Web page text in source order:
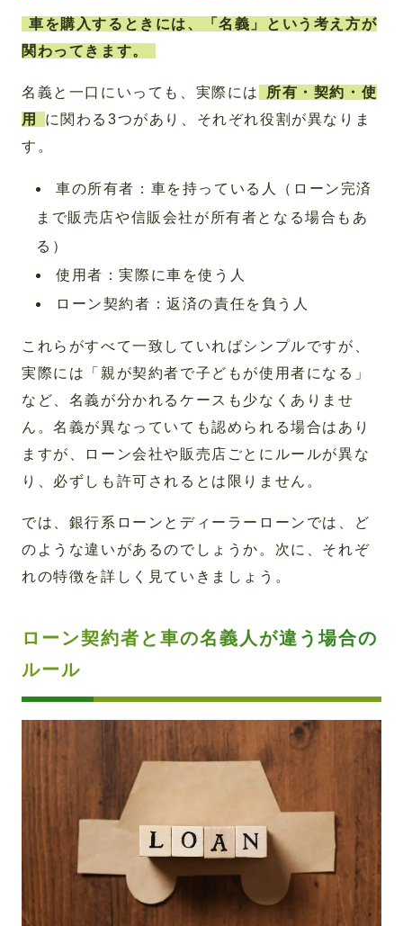
車を購入するときには、「名義」という考え方が
関わってきます。
名義と一口にいっても、実際には
所有・契約・使
用
に関わる3つがあり、それぞれ役割が異なりま
す。
車の所有者：車を持っている人（ローン完済
まで販売店や信販会社が所有者となる場合もあ
る）
使用者：実際に車を使う人
ローン契約者：返済の責任を負う人
これらがすべて一致していればシンプルですが、
実際には「親が契約者で子どもが使用者になる」
など、名義が分かれるケースも少なくありませ
ん。名義が異なっていても認められる場合はあり
ますが、ローン会社や販売店ごとにルールが異な
り、必ずしも許可されるとは限りません。
では、銀行系ローンとディーラーローンでは、ど
のような違いがあるのでしょうか。次に、それぞ
れの特徴を詳しく見ていきましょう。
ローン契約者と車の名義人が違う場合の
ルール